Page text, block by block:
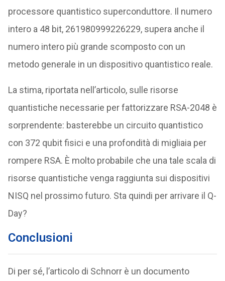
processore quantistico superconduttore. Il numero
intero a 48 bit, 261980999226229, supera anche il
numero intero più grande scomposto con un
metodo generale in un dispositivo quantistico reale.
La stima, riportata nell’articolo, sulle risorse
quantistiche necessarie per fattorizzare RSA-2048 è
sorprendente: basterebbe un circuito quantistico
con 372 qubit fisici e una profondità di migliaia per
rompere RSA. È molto probabile che una tale scala di
risorse quantistiche venga raggiunta sui dispositivi
NISQ nel prossimo futuro. Sta quindi per arrivare il Q-
Day?
Conclusioni
Di per sé, l’articolo di Schnorr è un documento